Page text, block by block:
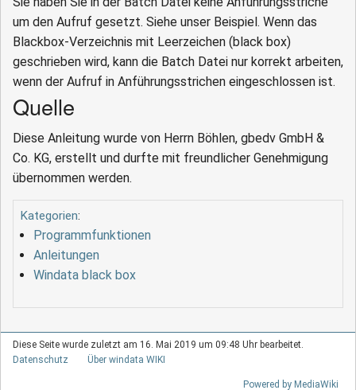
um den Aufruf gesetzt. Siehe unser Beispiel. Wenn das
Blackbox-Verzeichnis mit Leerzeichen (black box)
geschrieben wird, kann die Batch Datei nur korrekt arbeiten,
wenn der Aufruf in Anführungsstrichen eingeschlossen ist.
Quelle
Diese Anleitung wurde von Herrn Böhlen, gbedv GmbH &
Co. KG, erstellt und durfte mit freundlicher Genehmigung
übernommen werden.
Kategorien:
Programmfunktionen
Anleitungen
Windata black box
Diese Seite wurde zuletzt am 16. Mai 2019 um 09:48 Uhr bearbeitet.
Datenschutz
Über windata WIKI
Powered by MediaWiki